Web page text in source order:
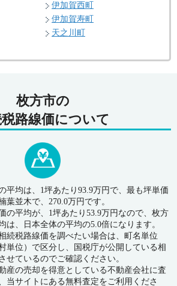
伊加賀西町
伊加賀寿町
天之川町
枚方市の
路線価について
平均は、1坪あたり93.9万円で、最も坪単価
葉並木で、270.0万円です。
の平均が、1坪あたり53.9万円なので、枚方
は、日本全体の平均の5.0倍になります。
続税路線価を調べたい場合は、町名単位
単位）で区分し、国税庁が公開している相
せているのでご確認ください。
産の売却を得意としている不動産会社に査
当サイトにある無料査定をご利用くださ